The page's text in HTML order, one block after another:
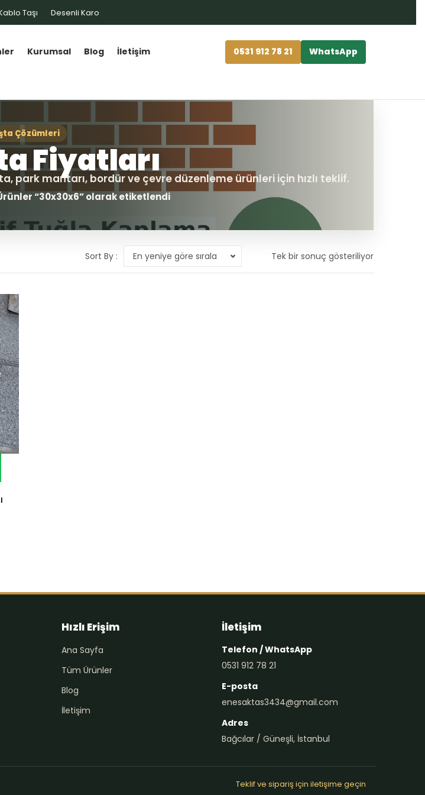
Taşı Desenli Karo
Kurumsal Blog İletişim 0531 912 78 21 WhatsApp
“30x30x6” olarak etiketlendi
Tek bir sonuç gösteriliyor
Sort By : En yeniye göre sırala
Hızlı Erişim
Ana Sayfa
Tüm Ürünler
Blog
İletişim
İletişim
Telefon / WhatsApp
0531 912 78 21
E-posta
enesaktas3434@gmail.com
Adres
Bağcılar / Güneşli, İstanbul
Teklif ve sipariş için iletişime geçin